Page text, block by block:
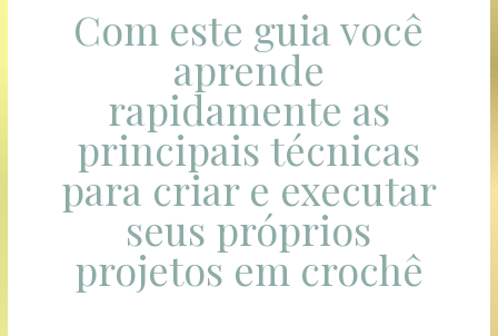
Com este guia você
aprende
rapidamente as
principais técnicas
para criar e executar
seus próprios
projetos em crochê